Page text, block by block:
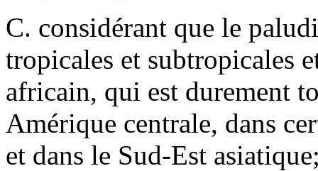
C. considérant que le
tropicales et subtropicales
africain, qui est durement
Amérique centrale, dans
et dans le Sud-Est